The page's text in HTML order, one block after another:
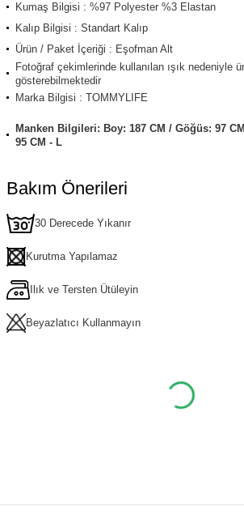
Kumaş Bilgisi : %97 Polyester %3 Elastan
Kalıp Bilgisi : Standart Kalıp
Ürün / Paket İçeriği : Eşofman Alt
Fotoğraf çekimlerinde kullanılan ışık nedeniyle
gösterebilmektedir
Marka Bilgisi : TOMMYLIFE
Manken Bilgileri: Boy: 187 CM / Göğüs: 97
95 CM - L
Bakım Önerileri
30 Derecede Yıkanır
Kurutma Yapılamaz
Ilık ve Tersten Ütüleyin
Beyazlatıcı Kullanmayın